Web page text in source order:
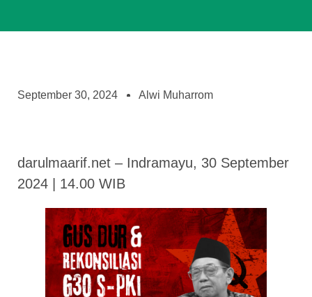
September 30, 2024 Alwi Muharrom
darulmaarif.net – Indramayu, 30 September
2024 | 14.00 WIB